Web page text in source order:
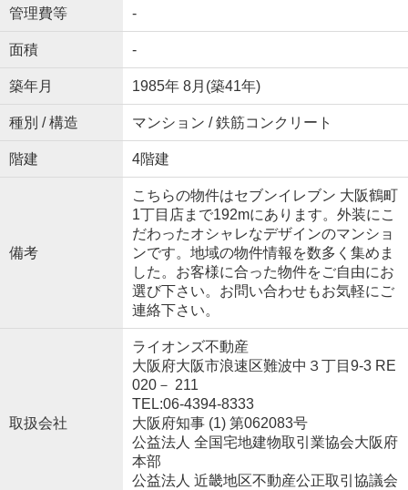
管理費等 -
面積 -
築年月 1985年 8月(築41年)
種別 / 構造 マンション / 鉄筋コンクリート
階建 4階建
備考
こちらの物件はセブンイレブン 大阪鶴町
1丁目店まで192mにあります。外装にこ
だわったオシャレなデザインのマンショ
ンです。地域の物件情報を数多く集めま
した。お客様に合った物件をご自由にお
選び下さい。お問い合わせもお気軽にご
連絡下さい。
取扱会社
ライオンズ不動産
大阪府大阪市浪速区難波中３丁目9-3 RE
020－ 211
TEL:06-4394-8333
大阪府知事 (1) 第062083号
公益法人 全国宅地建物取引業協会大阪府
本部
公益法人 近畿地区不動産公正取引協議会